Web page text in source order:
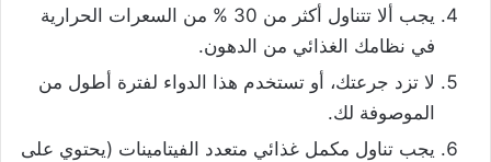
يجب ألا تتناول أكثر من 30 % من السعرات الحرارية
في نظامك الغذائي من الدهون.
لا تزد جرعتك، أو تستخدم هذا الدواء لفترة أطول من
الموصوفة لك.
يجب تناول مكمل غذائي متعدد الفيتامينات (يحتوي على